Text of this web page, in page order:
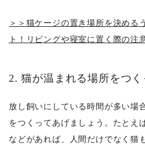
＞＞猫ケージの置き場所を決める
ト！リビングや寝室に置く際の注
2. 猫が温まれる場所をつく
放し飼いにしている時間が多い場
をつくってあげましょう。たとえば
などがあれば、人間だけでなく猫